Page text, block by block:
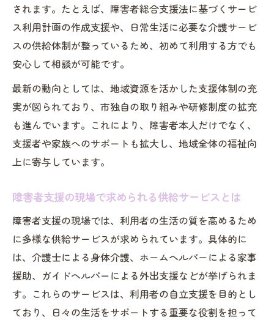
泉佐野市でホームヘルパー求人が増加する
背景
障害福祉サービス現場での転職先の選び方
ホームヘルパーが実感する泉佐野市の支援
体制
ガイドヘルパーとの役割分担と協力のポイ
ント
泉佐野市の取り組みに合った転職活動の進
め方
ガイドヘルパー求人を探す前に知りたい実情
由
障害福祉サービス現場のガイドヘルパー事
介護士やホームヘルパーとの連携方法を学
ぶ
されます。たとえば、障害者総合支援法に基づくサービ
ス利用計画の作成支援や、日常生活に必要な介護サービ
スの供給体制が整っているため、初めて利用する方でも
安心して相談が可能です。
最新の動向としては、地域資源を活かした支援体制の充
実が図られており、市独自の取り組みや研修制度の拡充
も進んでいます。これにより、障害者本人だけでなく、
支援者や家族へのサポートも拡大し、地域全体の福祉向
上に寄与しています。
障害者支援の現場で求められる供給サービスとは
障害者支援の現場では、利用者の生活の質を高めるため
に多様な供給サービスが求められています。具体的に
は、介護士による身体介護、ホームヘルパーによる家事
援助、ガイドヘルパーによる外出支援などが挙げられま
す。これらのサービスは、利用者の自立支援を目的とし
ており、日々の生活をサポートする重要な役割を担って